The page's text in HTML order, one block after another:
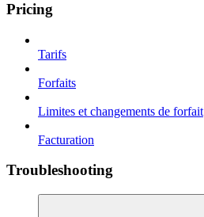
Pricing
Tarifs
Forfaits
Limites et changements de forfait
Facturation
Troubleshooting